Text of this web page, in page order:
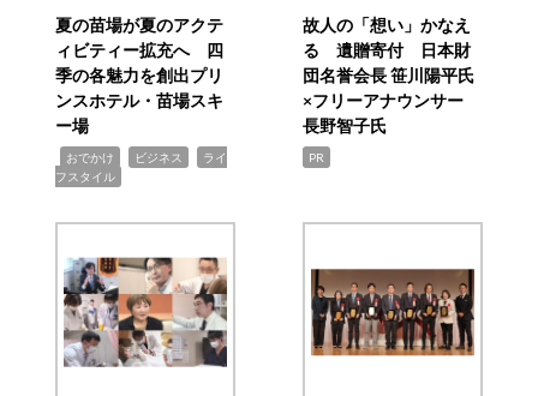
夏の苗場が夏のアクテ
ィビティー拡充へ 四
季の各魅力を創出プリ
ンスホテル・苗場スキ
ー場
おでかけ ビジネス
ライ
フスタイル
故人の「想い」かなえ
る 遺贈寄付 日本財
団名誉会長 笹川陽平氏
×フリーアナウンサー
長野智子氏
PR